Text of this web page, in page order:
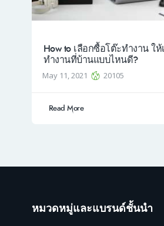
How to เลือกซื้อโต๊ะทำงาน ใ
ทำงานที่บ้านแบบไหนดี?
May 11, 2021 20105
Read More
หมวดหมู่และแบรนด์ชั้นนำ